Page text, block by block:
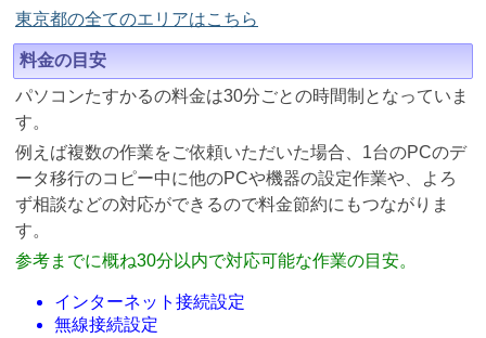
東京都の全てのエリアはこちら
料金の目安
パソコンたすかるの料金は30分ごとの時間制となっていま
す。
例えば複数の作業をご依頼いただいた場合、1台のPCのデ
ータ移行のコピー中に他のPCや機器の設定作業や、よろ
ず相談などの対応ができるので料金節約にもつながりま
す。
参考までに概ね30分以内で対応可能な作業の目安。
インターネット接続設定
無線接続設定